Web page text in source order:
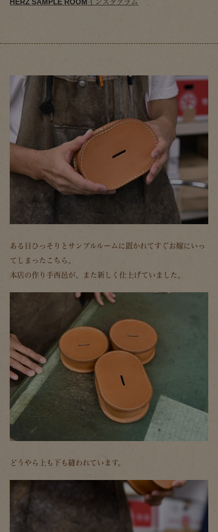
HERZ SAMPLE ROOMインスタグラム
ある日ひっそりとサンプルルームに置かれてすぐお嫁にいっ
てしまったこちら。
本店の作り手西邑が、また新しく仕上げていました。
どうやら上も下も縫われています。